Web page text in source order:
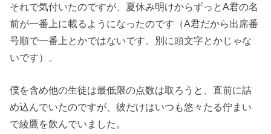
それで気付いたのですが、夏休み明けからずっとA君の名
前が一番上に載るようになったのです（A君だから出席番
号順で一番上とかではないです。別に頭文字とかじゃな
いです）。
僕を含め他の生徒は最低限の点数は取ろうと、直前に詰
め込んでいたのですが、彼だけはいつも悠々たる佇まい
で綾鷹を飲んでいました。